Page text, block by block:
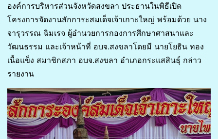
องค์การบริหารส่วนจังหวัดสงขลา ประธานในพิธีเปิด
โครงการจัดงานสักการะสมเด็จเจ้าเกาะใหญ่ พร้อมด้วย นาง
จารุวรรณ ฉิมเรจ ผู้อำนวยการกองการศึกษาศาสนาและ
วัฒนธรรม และเจ้าหน้าที่ อบจ.สงขลาโดยมี นายโยธิน ทอง
เนื้อแข็ง สมาชิกสภา อบจ.สงขลา อำเภอกระแสสินธุ์​ กล่าว
รายงาน